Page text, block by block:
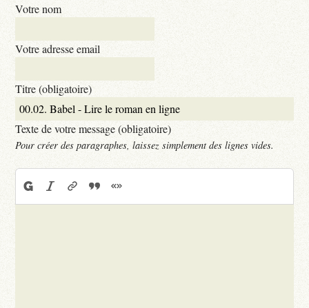
Votre nom
Votre adresse email
Titre (obligatoire)
Texte de votre message (obligatoire)
Pour créer des paragraphes, laissez simplement des lignes vides.